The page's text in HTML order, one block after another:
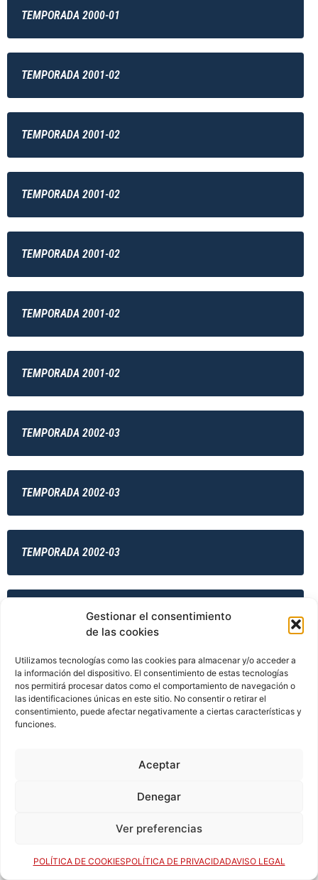
Gestionar el consentimiento
de las cookies
Utilizamos tecnologías como las cookies para almacenar y/o acceder a
la información del dispositivo. El consentimiento de estas tecnologías
nos permitirá procesar datos como el comportamiento de navegación o
las identificaciones únicas en este sitio. No consentir o retirar el
consentimiento, puede afectar negativamente a ciertas características y
funciones.
Aceptar
Denegar
Ver preferencias
POLÍTICA DE COOKIESPOLÍTICA DE PRIVACIDADAVISO LEGAL
TEMPORADA 2000-01
TEMPORADA 2001-02
TEMPORADA 2001-02
TEMPORADA 2001-02
TEMPORADA 2001-02
TEMPORADA 2001-02
TEMPORADA 2001-02
TEMPORADA 2002-03
TEMPORADA 2002-03
TEMPORADA 2002-03
TEMPORADA 2002-03
TEMPORADA 2003-04
TEMPORADA 2003-04